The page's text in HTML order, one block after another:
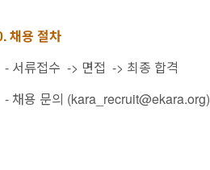
채용 절차
서류접수 -> 면접 -> 최종 합격
채용 문의 (kara_recruit@ekara.org)